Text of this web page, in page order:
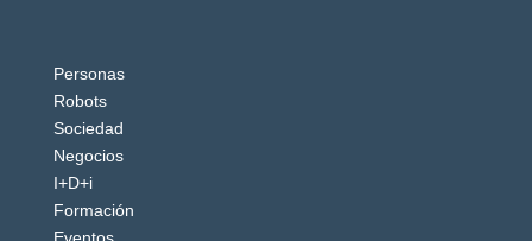
Personas
Robots
Sociedad
Negocios
I+D+i
Formación